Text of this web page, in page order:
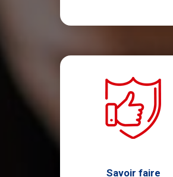
Savoir faire